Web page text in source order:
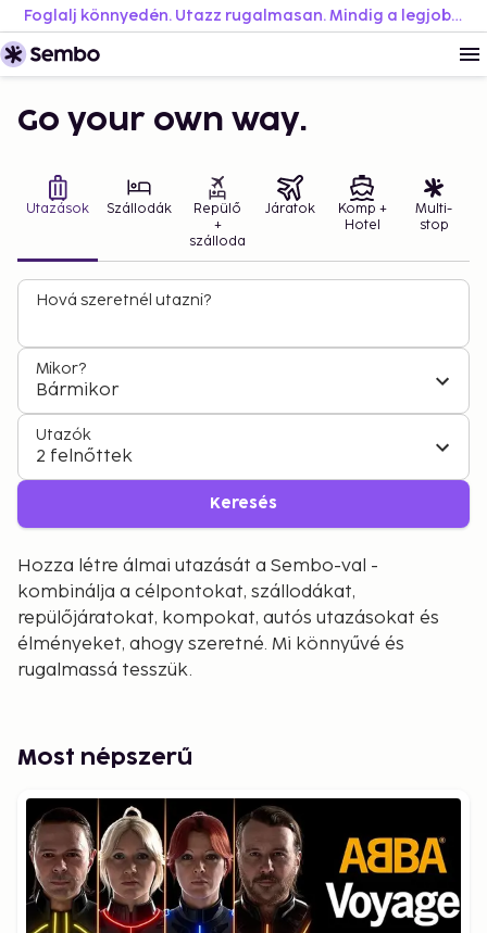
Foglalj könnyedén. Utazz rugalmasan. Mindig a legjobb áron.
Go your own way.
Utazások Szállodák
Repülő
+
szálloda
Járatok
Komp +
Hotel
Multi-
stop
Hová szeretnél utazni?
Mikor?
Bármikor
Utazók
2 felnőttek
Keresés
Hozza létre álmai utazását a Sembo-val -
kombinálja a célpontokat, szállodákat,
repülőjáratokat, kompokat, autós utazásokat és
élményeket, ahogy szeretné. Mi könnyűvé és
rugalmassá tesszük.
Most népszerű